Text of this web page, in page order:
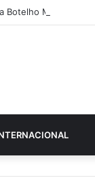
Botelho Moniz